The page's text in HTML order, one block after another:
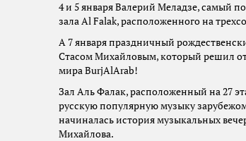
4 и 5 января Валерий Меладзе, самый
зала Al Falak, расположенного на
А 7 января праздничный
Стасом Михайловым, который решил
мира BurjAlArab!
Зал Аль Фалак, расположенный на 27
русскую популярную музыку
начиналась история музыкальных
Михайлова.